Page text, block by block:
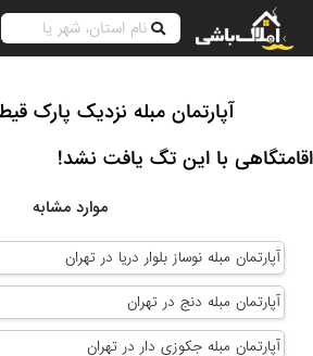
آپارتمان مبله نزدیک پارک
اقامتگاهی با این تگ یافت نشد!
موارد مشابه
آپارتمان مبله نوساز بلوار دریا در تهران
آپارتمان مبله دنج در تهران
آپارتمان مبله جکوزی دار در تهران